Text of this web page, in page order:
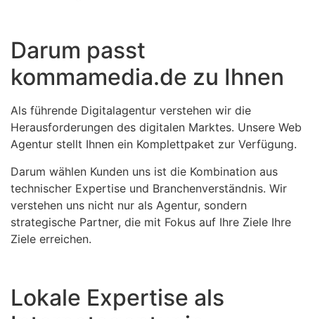
Darum passt
kommamedia.de zu Ihnen
Als führende Digitalagentur verstehen wir die
Herausforderungen des digitalen Marktes. Unsere Web
Agentur stellt Ihnen ein Komplettpaket zur Verfügung.
Darum wählen Kunden uns ist die Kombination aus
technischer Expertise und Branchenverständnis. Wir
verstehen uns nicht nur als Agentur, sondern
strategische Partner, die mit Fokus auf Ihre Ziele Ihre
Ziele erreichen.
Lokale Expertise als